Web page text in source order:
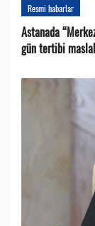
Resmi habarlar
Astanada
gün tertibi